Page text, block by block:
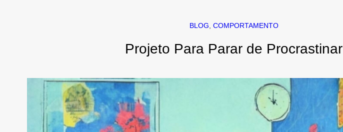
BLOG COMPORTAMENTO
Projeto Para Parar de Procrastinar